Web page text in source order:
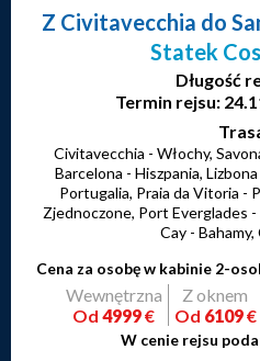
Z Civitavecchia do
Statek
Długość
Termin rejsu:
Civitavecchia - Włochy,
Barcelona - Hiszpania,
Portugalia, Praia da Vitoria -
Zjednoczone, Port Everglades
Cay -
Cena za osobę w kabinie 2-
Wewnętrzna
Od 4999€
Z oknem
Od 6109€
W cenie rejsu